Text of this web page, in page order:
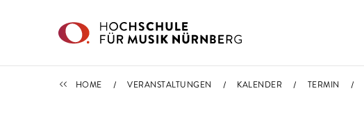
TERMINE
HOME VERANSTALTUNGEN KALENDER TERMIN